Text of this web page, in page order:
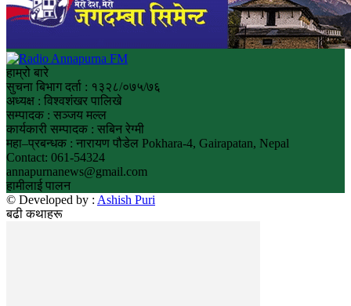
हाम्रो बारे
सुचना बिभाग दर्ता : १३२८/०७५/७६
अध्यक्ष : विश्वशंखर पालिखे
सम्पादक : सञ्जय मल्ल
कार्यकारी सम्पादक : सबिन रेग्मी
महा–प्रबन्धक : नारायण पौडेल Pokhara-4, Gairapatan, Nepal
Contact: 061-54324
annapurnanews@gmail.com
हामीलाई पालन
© Developed by : Ashish Puri
बढी कथाहरू